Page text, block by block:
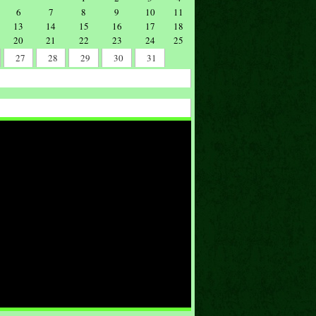
6 7 8 9 10
11
13 14 15 16 17
18
20 21 22 23 24
25
27 28 29 30
31